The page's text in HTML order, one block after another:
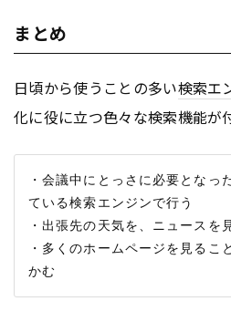
まとめ
日頃から使うことの多い検索エ
化に役に立つ色々な検索機能が
・会議中にとっさに必要となっ
ている検索エンジンで行う
・出張先の天気を、ニュースを
・多くのホームページを見るこ